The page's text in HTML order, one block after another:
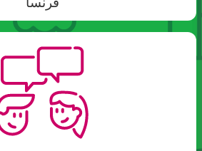
فرنسا